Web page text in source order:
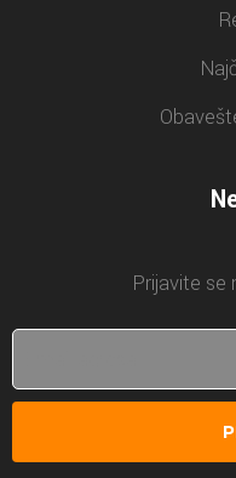
Prijavite se